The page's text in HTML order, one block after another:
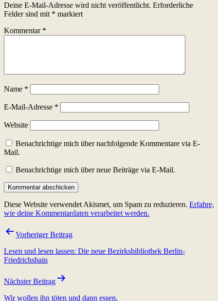
Deine E-Mail-Adresse wird nicht veröffentlicht. Erforderliche
Felder sind mit * markiert
Kommentar *
Name *
E-Mail-Adresse *
Website
Benachrichtige mich über nachfolgende Kommentare via E-
Mail.
Benachrichtige mich über neue Beiträge via E-Mail.
Diese Website verwendet Akismet, um Spam zu reduzieren. Erfahre,
wie deine Kommentardaten verarbeitet werden.
Beitragsnavigation
Vorheriger Beitrag
Lesen und lesen lassen: Die neue Bezirksbibliothek Berlin-
Friedrichshain
Nächster Beitrag
Wir wollen ihn töten und dann essen.